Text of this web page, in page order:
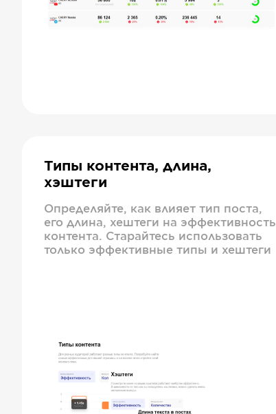
Типы контента, длина,
хэштеги
Определяйте, как влияет тип поста,
его длина, хештеги на эффективность
контента. Старайтесь использовать
только эффективные типы и хештеги